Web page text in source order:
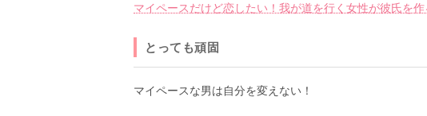
マイペースだけど恋したい！我が道を行く女性が彼氏を作
とっても頑固
マイペースな男は自分を変えない！